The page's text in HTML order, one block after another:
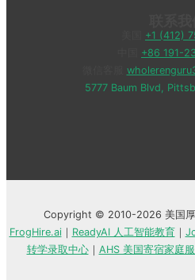
+1 (412)
+86 191-
5777 Baum Blvd,
Copyright © 2010-2026 美国厚
FrogHire.ai｜ ReadyAI 人工智能教育｜
转学录取中心｜ AHS 美国寄宿家庭